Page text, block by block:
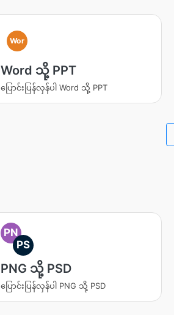
Wor
Word သို့ PPT
ပြောင်းပြန်လှန်ပါ Word သို့ PPT
PN
PS
PNG သို့ PSD
ပြောင်းပြန်လှန်ပါ PNG သို့ PSD